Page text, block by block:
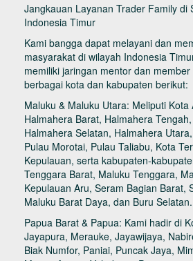
Jangkauan Layanan Trader Family di
Indonesia Timur
Kami bangga dapat melayani dan
masyarakat di wilayah Indonesia
memiliki jaringan mentor dan
berbagai kota dan kabupaten berikut:
Maluku & Maluku Utara: Meliputi Kota
Halmahera Barat, Halmahera
Halmahera Selatan, Halmahera
Pulau Morotai, Pulau Taliabu, Kota
Kepulauan, serta kabupaten-
Tenggara Barat, Maluku Tenggara,
Kepulauan Aru, Seram Bagian Barat,
Maluku Barat Daya, dan Buru Selatan.
Papua Barat & Papua: Kami hadir di
Jayapura, Merauke, Jayawijaya,
Biak Numfor, Paniai, Puncak Jaya,